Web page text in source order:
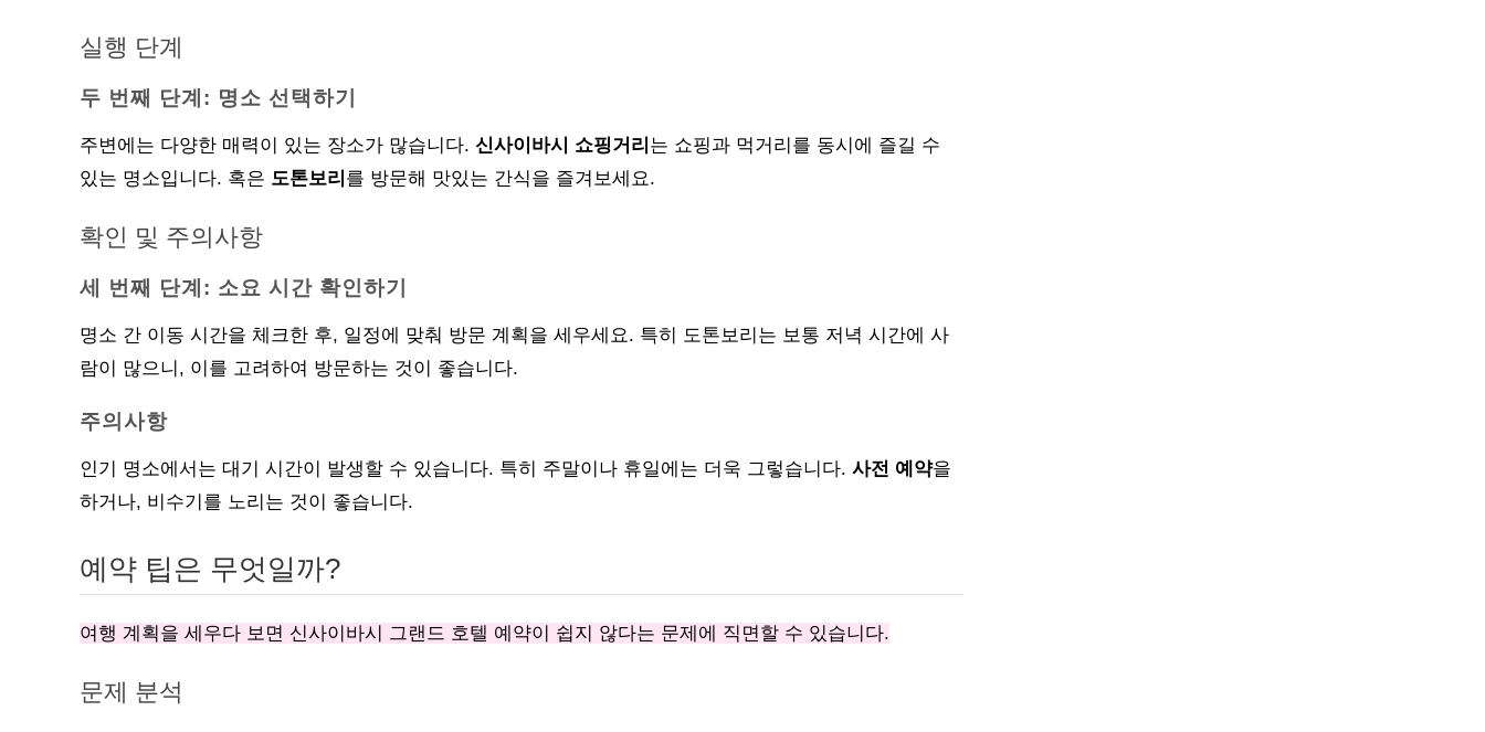
실행 단계
두 번째 단계: 명소 선택하기
주변에는 다양한 매력이 있는 장소가 많습니다. 신사이바시 쇼핑거리 는 쇼핑과 먹거리를 동시에 즐길 수
있는 명소입니다. 혹은 도톤보리 를 방문해 맛있는 간식을 즐겨보세요.
확인 및 주의사항
세 번째 단계: 소요 시간 확인하기
명소 간 이동 시간을 체크한 후, 일정에 맞춰 방문 계획을 세우세요. 특히 도톤보리는 보통 저녁 시간에 사
람이 많으니, 이를 고려하여 방문하는 것이 좋습니다.
주의사항
인기 명소에서는 대기 시간이 발생할 수 있습니다. 특히 주말이나 휴일에는 더욱 그렇습니다. 사전 예약을
하거나, 비수기를 노리는 것이 좋습니다.
예약 팁은 무엇일까?
여행 계획을 세우다 보면 신사이바시 그랜드 호텔 예약이 쉽지 않다는 문제에 직면할 수 있습니다.
문제 분석